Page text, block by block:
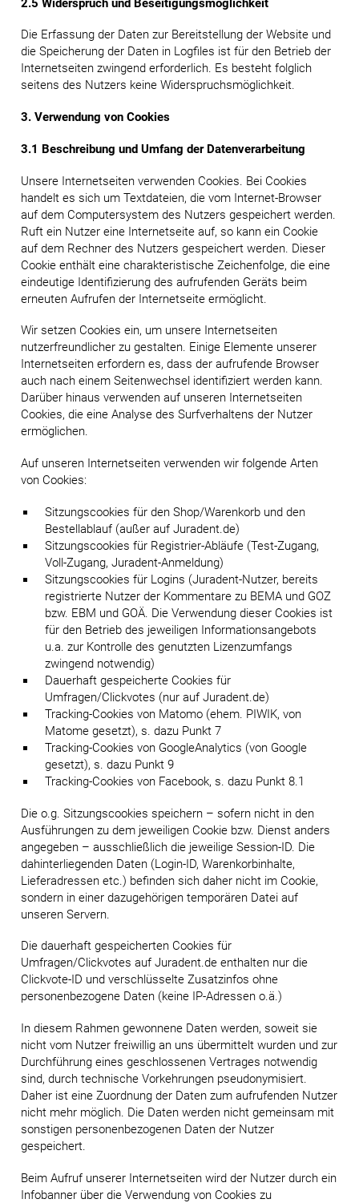
2.5 Widerspruch und Beseitigungsmöglichkeit
Die Erfassung der Daten zur Bereitstellung der Website und
die Speicherung der Daten in Logfiles ist für den Betrieb der
Internetseiten zwingend erforderlich. Es besteht folglich
seitens des Nutzers keine Widerspruchsmöglichkeit.
3. Verwendung von Cookies
3.1 Beschreibung und Umfang der Datenverarbeitung
Unsere Internetseiten verwenden Cookies. Bei Cookies
handelt es sich um Textdateien, die vom Internet-Browser
auf dem Computersystem des Nutzers gespeichert werden.
Ruft ein Nutzer eine Internetseite auf, so kann ein Cookie
auf dem Rechner des Nutzers gespeichert werden. Dieser
Cookie enthält eine charakteristische Zeichenfolge, die eine
eindeutige Identifizierung des aufrufenden Geräts beim
erneuten Aufrufen der Internetseite ermöglicht.
Wir setzen Cookies ein, um unsere Internetseiten
nutzerfreundlicher zu gestalten. Einige Elemente unserer
Internetseiten erfordern es, dass der aufrufende Browser
auch nach einem Seitenwechsel identifiziert werden kann.
Darüber hinaus verwenden auf unseren Internetseiten
Cookies, die eine Analyse des Surfverhaltens der Nutzer
ermöglichen.
Auf unseren Internetseiten verwenden wir folgende Arten
von Cookies:
Sitzungscookies für den Shop/Warenkorb und den
Bestellablauf (außer auf Juradent.de)
Sitzungscookies für Registrier-Abläufe (Test-Zugang,
Voll-Zugang, Juradent-Anmeldung)
Sitzungscookies für Logins (Juradent-Nutzer, bereits
registrierte Nutzer der Kommentare zu BEMA und GOZ
bzw. EBM und GOÄ. Die Verwendung dieser Cookies ist
für den Betrieb des jeweiligen Informationsangebots
u.a. zur Kontrolle des genutzten Lizenzumfangs
zwingend notwendig)
Dauerhaft gespeicherte Cookies für
Umfragen/Clickvotes (nur auf Juradent.de)
Tracking-Cookies von Matomo (ehem. PIWIK, von
Matome gesetzt), s. dazu Punkt 7
Tracking-Cookies von GoogleAnalytics (von Google
gesetzt), s. dazu Punkt 9
Tracking-Cookies von Facebook, s. dazu Punkt 8.1
Die o.g. Sitzungscookies speichern – sofern nicht in den
Ausführungen zu dem jeweiligen Cookie bzw. Dienst anders
angegeben – ausschließlich die jeweilige Session-ID. Die
dahinterliegenden Daten (Login-ID, Warenkorbinhalte,
Lieferadressen etc.) befinden sich daher nicht im Cookie,
sondern in einer dazugehörigen temporären Datei auf
unseren Servern.
Die dauerhaft gespeicherten Cookies für
Umfragen/Clickvotes auf Juradent.de enthalten nur die
Clickvote-ID und verschlüsselte Zusatzinfos ohne
personenbezogene Daten (keine IP-Adressen o.ä.)
In diesem Rahmen gewonnene Daten werden, soweit sie
nicht vom Nutzer freiwillig an uns übermittelt wurden und zur
Durchführung eines geschlossenen Vertrages notwendig
sind, durch technische Vorkehrungen pseudonymisiert.
Daher ist eine Zuordnung der Daten zum aufrufenden Nutzer
nicht mehr möglich. Die Daten werden nicht gemeinsam mit
sonstigen personenbezogenen Daten der Nutzer
gespeichert.
Beim Aufruf unserer Internetseiten wird der Nutzer durch ein
Infobanner über die Verwendung von Cookies zu